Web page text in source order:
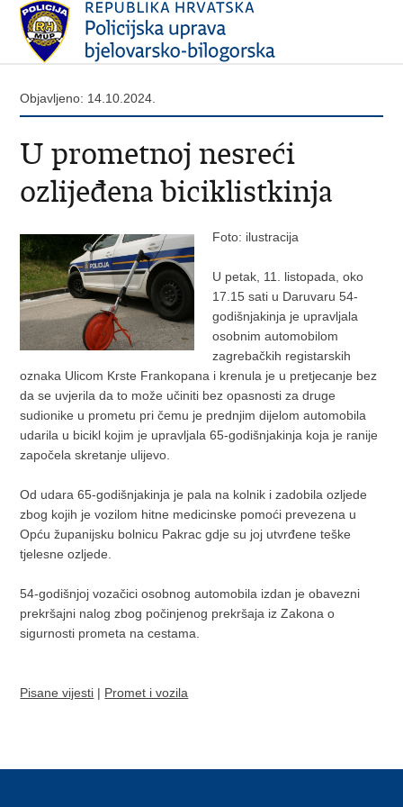
Objavljeno: 14.10.2024.
U prometnoj nesreći
ozlijeđena biciklistkinja
Foto: ilustracija
U petak, 11. listopada, oko
17.15 sati u Daruvaru 54-
godišnjakinja je upravljala
osobnim automobilom
zagrebačkih registarskih
oznaka Ulicom Krste Frankopana i krenula je u pretjecanje bez
da se uvjerila da to može učiniti bez opasnosti za druge
sudionike u prometu pri čemu je prednjim dijelom automobila
udarila u bicikl kojim je upravljala 65-godišnjakinja koja je ranije
započela skretanje ulijevo.
Od udara 65-godišnjakinja je pala na kolnik i zadobila ozljede
zbog kojih je vozilom hitne medicinske pomoći prevezena u
Opću županijsku bolnicu Pakrac gdje su joj utvrđene teške
tjelesne ozljede.
54-godišnjoj vozačici osobnog automobila izdan je obavezni
prekršajni nalog zbog počinjenog prekršaja iz Zakona o
sigurnosti prometa na cestama.
Pisane vijesti | Promet i vozila